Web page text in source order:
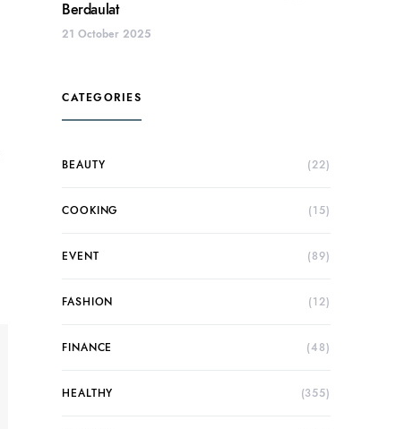
Berdaulat
21 October 2025
CATEGORIES
BEAUTY (22)
COOKING (15)
EVENT (89)
FASHION (12)
FINANCE (48)
HEALTHY (355)